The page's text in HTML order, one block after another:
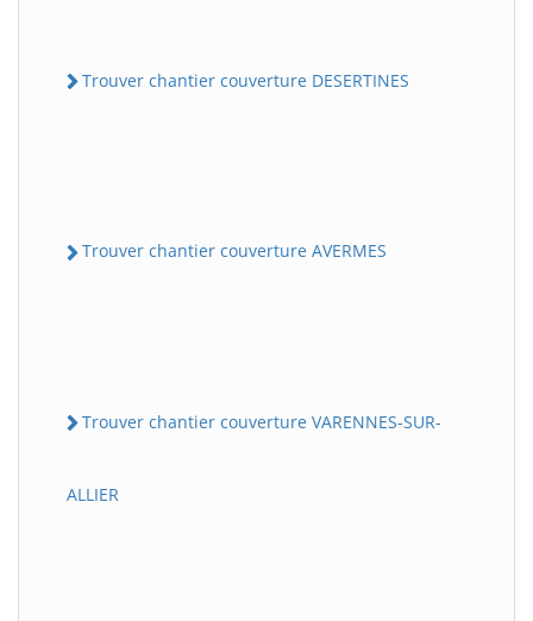
Trouver chantier couverture DESERTINES
Trouver chantier couverture AVERMES
Trouver chantier couverture VARENNES-SUR-
ALLIER